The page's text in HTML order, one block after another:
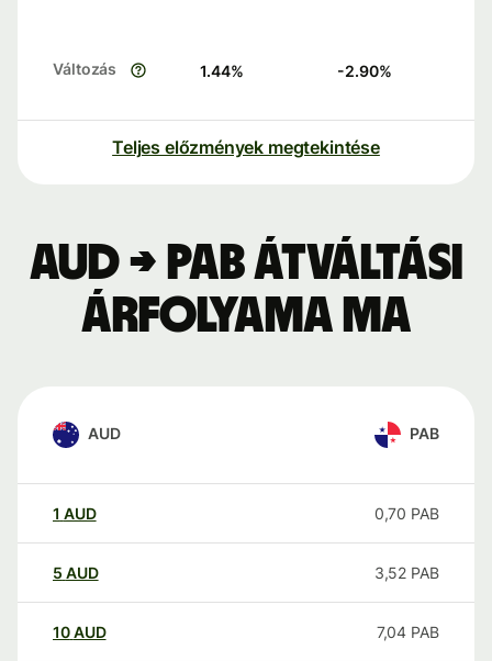
Változás 1.44% -2.90%
Teljes előzmények megtekintése
AUD → PAB átváltási
árfolyama ma
AUD PAB
1 AUD 0,70 PAB
5 AUD 3,52 PAB
10AUD 7,04 PAB